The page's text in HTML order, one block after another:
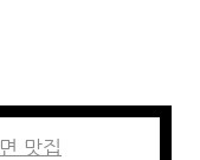
맛집